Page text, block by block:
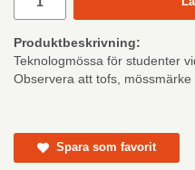
Produktbeskrivning:
Teknologmössa för studenter
Observera att tofs,
Spara som favorit